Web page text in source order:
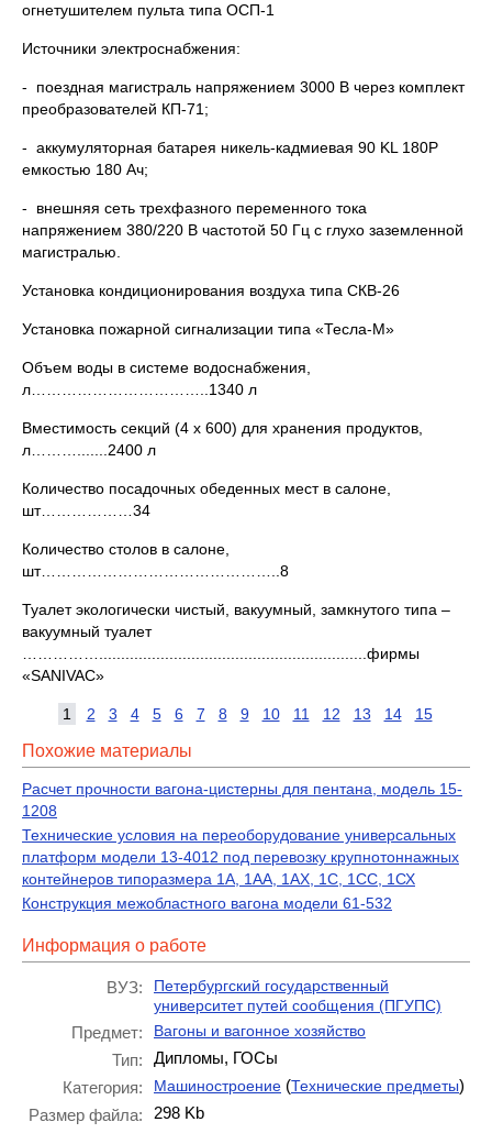
огнетушителем пульта типа ОСП-1
Источники электроснабжения:
- поездная магистраль напряжением 3000 В через комплект
преобразователей КП-71;
- аккумуляторная батарея никель-кадмиевая 90 KL 180Р
емкостью 180 Ач;
- внешняя сеть трехфазного переменного тока
напряжением 380/220 В частотой 50 Гц с глухо заземленной
магистралью.
Установка кондиционирования воздуха типа СКВ-26
Установка пожарной сигнализации типа «Тесла-М»
Объем воды в системе водоснабжения,
л……………………………..1340 л
Вместимость секций (4 х 600) для хранения продуктов,
л……….......2400 л
Количество посадочных обеденных мест в салоне,
шт………………34
Количество столов в салоне,
шт………………………………………..8
Туалет экологически чистый, вакуумный, замкнутого типа –
вакуумный туалет
…………….............................................................фирмы
«SANIVAC»
1 2 3 4 5 6 7 8 9 10 11 12 13 14 15
Похожие материалы
Расчет прочности вагона-цистерны для пентана, модель 15-
1208
Технические условия на переоборудование универсальных
платформ модели 13-4012 под перевозку крупнотоннажных
контейнеров типоразмера 1А, 1АА, 1АХ, 1С, 1СС, 1СХ
Конструкция межобластного вагона модели 61-532
Информация о работе
ВУЗ:
Петербургский государственный
университет путей сообщения (ПГУПС)
Предмет: Вагоны и вагонное хозяйство
Тип:
Дипломы, ГОСы
Категория:
Машиностроение (Технические предметы)
Размер файла:
298 Kb